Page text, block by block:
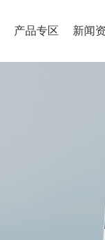
产品专区 新闻
即使是“资本寒
国家药品监督管
胞治疗产品药学